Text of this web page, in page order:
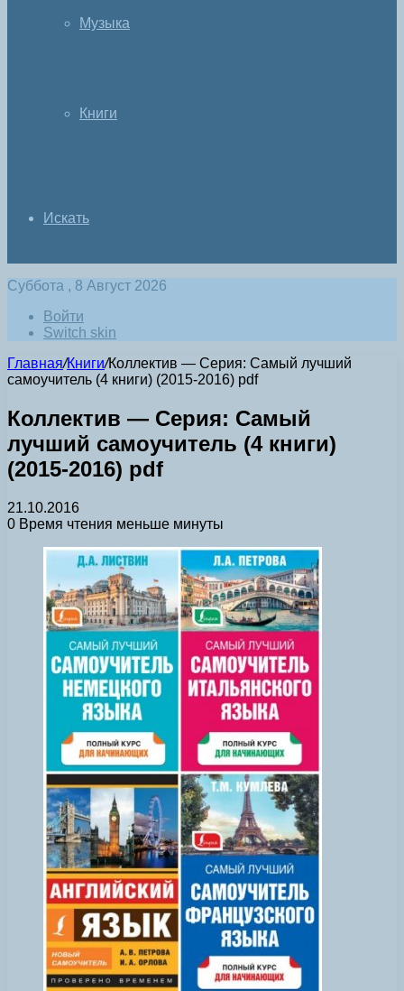
Музыка
Книги
Искать
Суббота , 8 Август 2026
Войти
Switch skin
Главная/Книги/Коллектив — Серия: Самый лучший
самоучитель (4 книги) (2015-2016) pdf
Коллектив — Серия: Самый
лучший самоучитель (4 книги)
(2015-2016) pdf
21.10.2016
0 Время чтения меньше минуты